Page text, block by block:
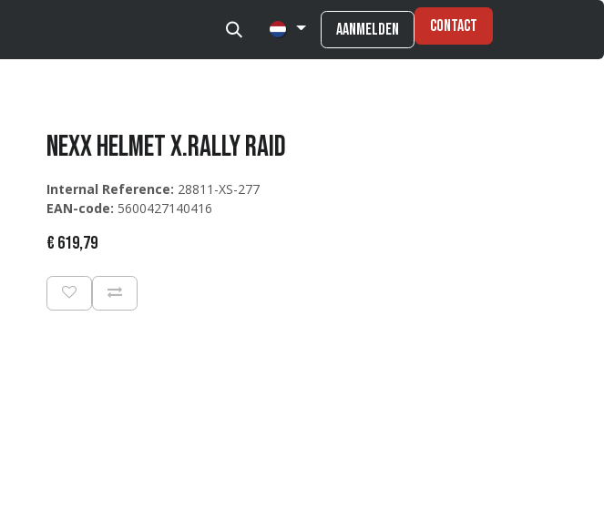
Aanmelden Contact
NEXX Helmet X.Rally Raid
Internal Reference: 28811-XS-277
EAN-code: 5600427140416
€ 619,79